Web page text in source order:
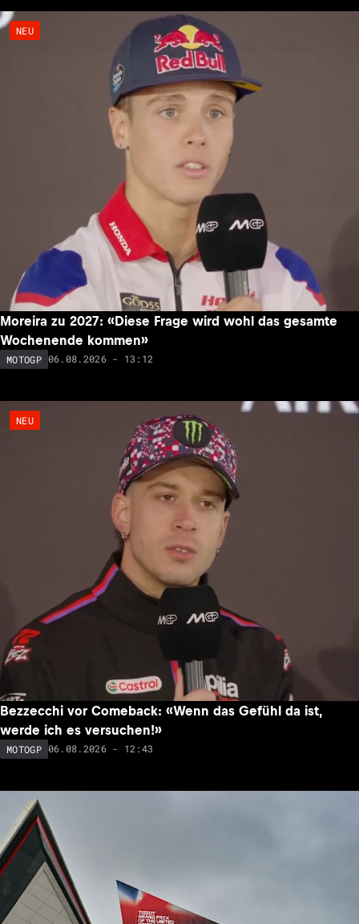
NEU
Moreira zu 2027: «Diese Frage wird wohl das gesamte
Wochenende kommen»
MOTOGP 06.08.2026 - 13:12
NEU
Bezzecchi vor Comeback: «Wenn das Gefühl da ist,
werde ich es versuchen!»
MOTOGP 06.08.2026 - 12:43